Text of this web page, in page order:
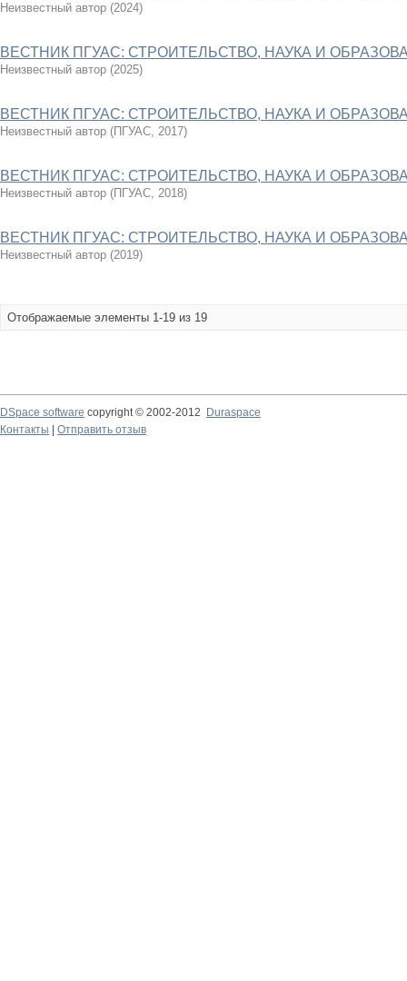
Неизвестный автор (2024)
ВЕСТНИК ПГУАС: СТРОИТЕЛЬСТВО, НАУКА И
Неизвестный автор (2025)
ВЕСТНИК ПГУАС: СТРОИТЕЛЬСТВО, НАУКА И
Неизвестный автор (ПГУАС, 2017)
ВЕСТНИК ПГУАС: СТРОИТЕЛЬСТВО, НАУКА И
Неизвестный автор (ПГУАС, 2018)
ВЕСТНИК ПГУАС: СТРОИТЕЛЬСТВО, НАУКА И
Неизвестный автор (2019)
Отображаемые элементы 1-19 из 19
DSpace software copyright © 2002-2012
Duraspace
Контакты
Отправить отзыв